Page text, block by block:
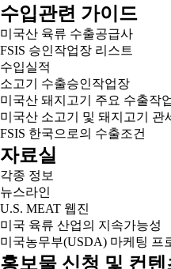
수입관련 가이드
미국산 육류 수출공급사
FSIS 승인작업장 리스트
수입실적
소고기 수출승인작업장
미국산 돼지고기 주요 수출작
미국산 소고기 및 돼지고기 관
FSIS 한국으로의 수출조건
자료실
각종 정보
뉴스라인
U.S. MEAT 웹진
미국 육류 산업의 지속가능성
미국농무부(USDA) 마케팅 프
홍보물 신청 및 컨